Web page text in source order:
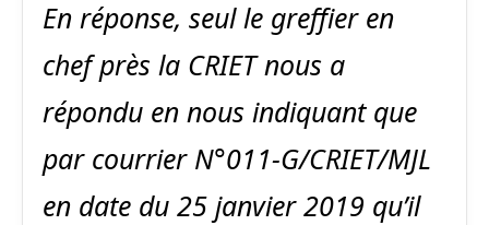
En réponse, seul le greffier en
chef près la CRIET nous a
répondu en nous indiquant que
par courrier N°011-G/CRIET/MJL
en date du 25 janvier 2019 qu’il